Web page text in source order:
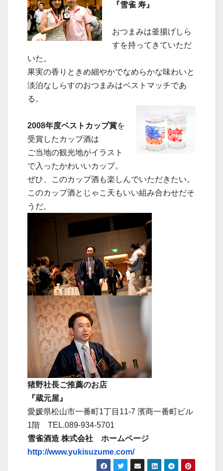
『雪雀 寿』
おつまみは釜揚げしら
すを持ってきていただ
いた。
果実の香りときめ細やかでなめらかな味わいと
淡泊なしらすのおつまみはベストマッチであ
る。
2008年度ベストカップ賞を
受賞したカップ酒は
ご当地の観光地がイラスト
で入ったかわいいカップ。
ぜひ、このカップ酒も楽しんでいただきたい。
このカップ酒とじゃこ天もいい組み合わせだそ
うだ。
猪野社長ご推薦のお店
『蔵元屋』
愛媛県松山市一番町1丁目11-7 濱商一番町ビル
1階 TEL.089-934-5701
雪雀酒造 株式会社 ホームページ
http://www.yukisuzume.com/